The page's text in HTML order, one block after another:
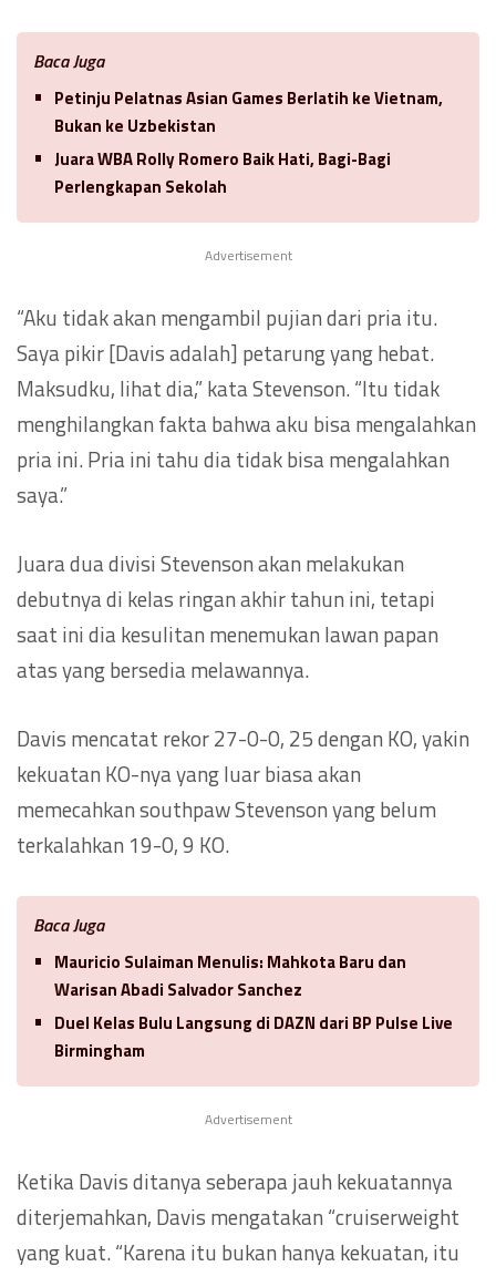
Baca Juga
Petinju Pelatnas Asian Games Berlatih ke Vietnam,
Bukan ke Uzbekistan
Juara WBA Rolly Romero Baik Hati, Bagi-Bagi
Perlengkapan Sekolah
Advertisement
“Aku tidak akan mengambil pujian dari pria itu.
Saya pikir [Davis adalah] petarung yang hebat.
Maksudku, lihat dia,” kata Stevenson. “Itu tidak
menghilangkan fakta bahwa aku bisa mengalahkan
pria ini. Pria ini tahu dia tidak bisa mengalahkan
saya.”
Juara dua divisi Stevenson akan melakukan
debutnya di kelas ringan akhir tahun ini, tetapi
saat ini dia kesulitan menemukan lawan papan
atas yang bersedia melawannya.
Davis mencatat rekor 27-0-0, 25 dengan KO, yakin
kekuatan KO-nya yang luar biasa akan
memecahkan southpaw Stevenson yang belum
terkalahkan 19-0, 9 KO.
Baca Juga
Mauricio Sulaiman Menulis: Mahkota Baru dan
Warisan Abadi Salvador Sanchez
Duel Kelas Bulu Langsung di DAZN dari BP Pulse Live
Birmingham
Advertisement
Ketika Davis ditanya seberapa jauh kekuatannya
diterjemahkan, Davis mengatakan “cruiserweight
yang kuat. “Karena itu bukan hanya kekuatan, itu